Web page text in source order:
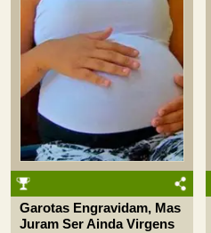
Garotas Engravidam, Mas
Juram Ser Ainda Virgens